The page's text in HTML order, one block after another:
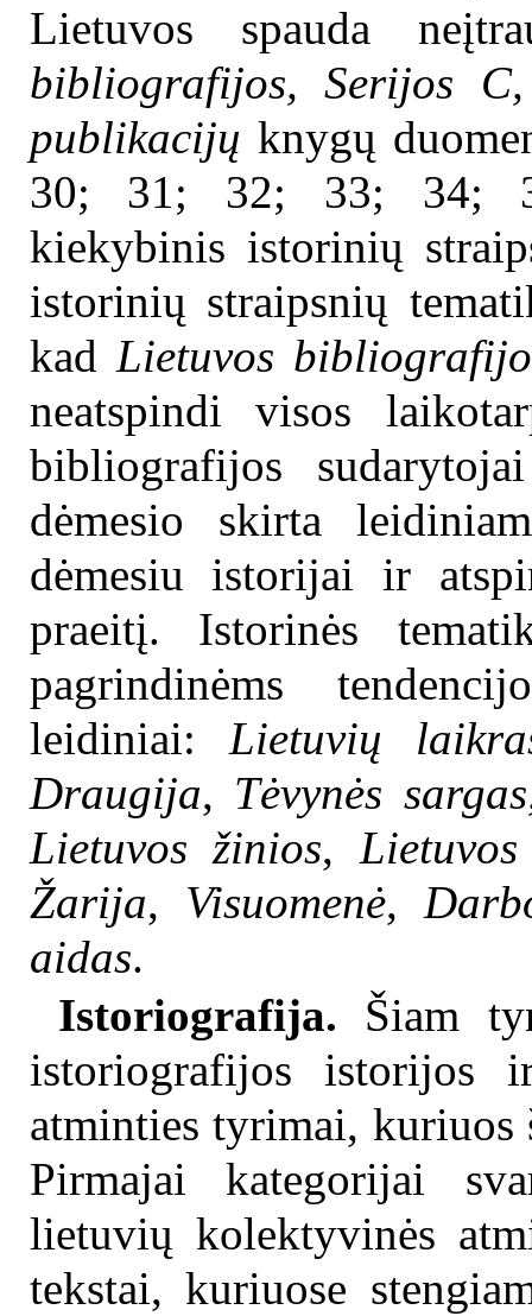
Lietuvos spauda
bibliografijos, Serijos
publikacijų knygų
30; 31; 32; 33; 34;
kiekybinis istorinių
istorinių straipsnių
kad Lietuvos
neatspindi visos
bibliografijos
dėmesio skirta
dėmesiu istorijai ir
praeitį. Istorinės
pagrindinėms
leidiniai: Lietuvių
Draugija, Tėvynės
Lietuvos žinios,
Žarija, Visuomenė,
aidas.
Istoriografija. Šiam
istoriografijos istorijos
atminties tyrimai, kuriuos
Pirmajai kategorijai
lietuvių kolektyvinės
tekstai, kuriuose